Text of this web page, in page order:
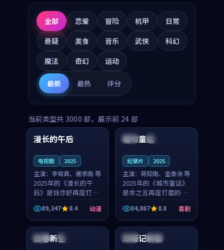
全部 恋爱 冒险 机甲
日常
悬疑
美食 音乐 武侠
科幻
魔法
奇幻 运动
最新 最热 评分
当前类型共 3000 部，展示前 24 部
中国 高分
99:16
漫长的午后
电视剧 2025
主演： 李宥真、谢承南 等
2025年的《漫长的午
后》是钱亦舒再度打磨
的动漫佳作。中国大陆
的取景与海岛日常的氛
围相互成就，李宥真与
谢承南的对手戏自然克
制，让整部影片在悬念
89,347 8.4 动漫
美国 院线
城市童话
纪录片 2025
主演： 蒋知南、金泰浩 等
2025年的《城市童话》
是余之言再度打磨的喜
剧佳作。美国的取景与
历史战争的氛围相互成
就，蒋知南与金泰浩的
对手戏自然克制，让整
部影片在悬念与温度
84,867 8.8 喜剧
英国 完结
旧巷新生 中国 独播
双城记新版